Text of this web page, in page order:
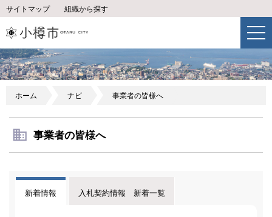
サイトマップ 組織から探す
ホーム ナビ 事業者の皆様へ
事業者の皆様へ
新着情報 入札契約情報 新着一覧